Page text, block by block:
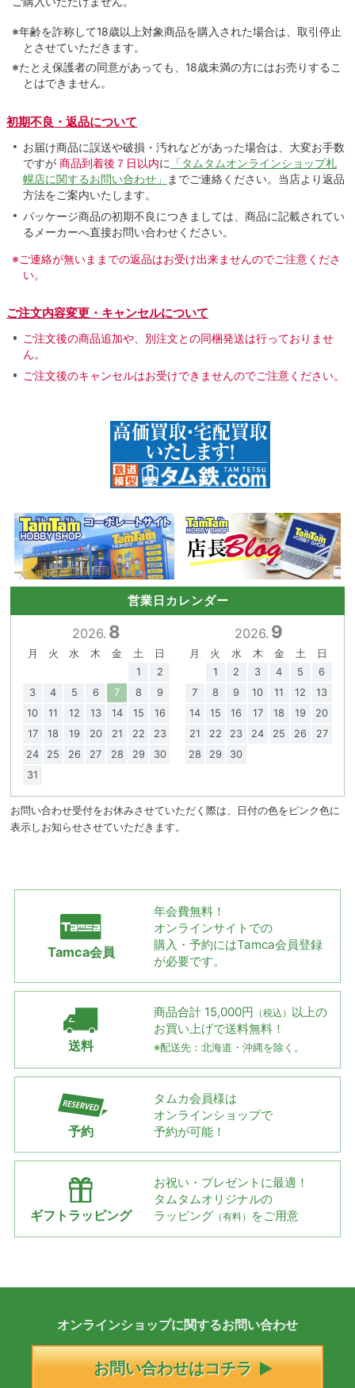
※年齢を詐称して18歳以上対象商品を購入された場合は、取引停止
とさせていただきます。
※たとえ保護者の同意があっても、18歳未満の方にはお売りするこ
とはできません。
初期不良・返品について
お届け商品に誤送や破損・汚れなどがあった場合は、大変お手数
ですが 商品到着後７日以内に 「タムタムオンラインショップ札
幌店に関するお問い合わせ」
までご連絡ください。当店より返品
方法をご案内いたします。
パッケージ商品の初期不良につきましては、商品に記載されてい
るメーカーへ直接お問い合わせください。
※ご連絡が無いままでの返品はお受け出来ませんのでご注意くださ
い。
ご注文内容変更・キャンセルについて
ご注文後の商品追加や、別注文との同梱発送は行っておりませ
ん。
ご注文後のキャンセルはお受けできませんのでご注意ください。
営業日カレンダー
2026. 8
月 火 水 木 金 土
日
1
2
3
4 5 6 7 8
9
10
11 12 13 14 15
16
17
18 19 20 21 22
23
24
25 26 27 28 29
30
31
2026. 9
月 火 水 木 金 土
日
1
2 3 4 5
6
7
8 9 10 11 12
13
14
15 16 17 18 19
20
21
22 23 24 25 26
27
28
29 30
お問い合わせ受付をお休みさせていただく際は、日付の色をピンク色に
表示しお知らせさせていただきます。
Tamca会員
年会費無料！
オンラインサイトでの
購入・予約にはTamca会員登録
が必要です。
送料
商品合計 15,000円 （税込） 以上の
お買い上げで送料無料！
※配送先：北海道・沖縄を除く。
予約
タムカ会員様は
オンラインショップで
予約が可能！
ギフトラッピング
お祝い・プレゼントに最適！
タムタムオリジナルの
ラッピング （有料） をご用意
オンラインショップに関するお問い合わせ
お問い合わせはコチラ